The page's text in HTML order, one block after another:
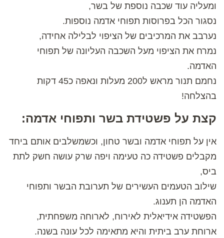
ומעליה עוד שכבה נוספת של בשר,
נסגור הכל בפרוסות תפוחי אדמה נוספות.
נערבב את המרכיבים של הציפוי לבלילה אחידה,
נמרח את הציפוי מעל השכבה העליונה של תפוחי
האדמה.
נחמם תנור מראש ל200 מעלות ונאפה כ45 דקות
בהצלחה!
קצת על פשטידת בשר ותפוחי אדמה:
אין על תפוחי אדמה ובשר טחון, וכשמשלבים אותם ביחד
מקבלים פשטידה כה טעימה ויפה שרק עושה חשק לתת
ביס,
שילוב הטעמים העשירים של תערובת הבשר ותפוחי
האדמה הן תענוג.
הפשטידה אידיאלית לאירוח, לארוחה משפחתית,
ארוחת ערב ביתית והיא מתאימה לכל עונה בשנה.